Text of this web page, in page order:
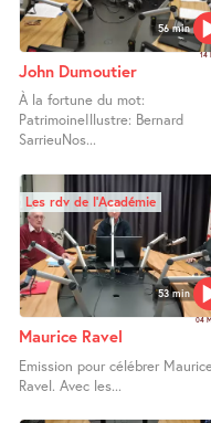
56 min
14
John Dumoutier
À la fortune du mot:
PatrimoineIllustre: Bernard
SarrieuNos...
53 min
Les rdv de l’Académie
04
Maurice Ravel
Emission pour célébrer
Ravel. Avec les...